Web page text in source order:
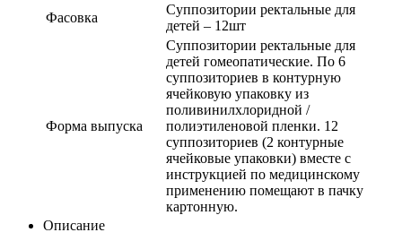
Фасовка
Суппозитории ректальные для
детей – 12шт
Форма выпуска
Суппозитории ректальные для
детей гомеопатические. По 6
суппозиториев в контурную
ячейковую упаковку из
поливинилхлоридной /
полиэтиленовой пленки. 12
суппозиториев (2 контурные
ячейковые упаковки) вместе с
инструкцией по медицинскому
применению помещают в пачку
картонную.
Описание